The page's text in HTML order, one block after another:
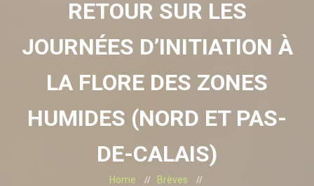
RETOUR SUR LES
JOURNÉES D’INITIATION À
LA FLORE DES ZONES
HUMIDES (NORD ET PAS-
DE-CALAIS)
Home
Brèves